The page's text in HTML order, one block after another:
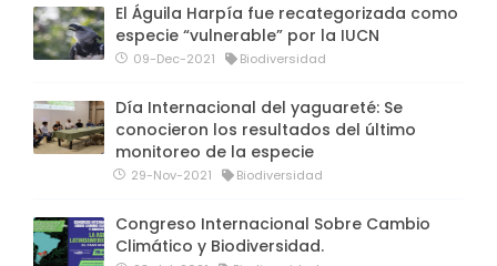
El Águila Harpía fue recategorizada como
especie “vulnerable” por la IUCN
09-Dec-2021 Biodiversidad
Día Internacional del yaguareté: Se
conocieron los resultados del último
monitoreo de la especie
29-Nov-2021 Biodiversidad
Congreso Internacional Sobre Cambio
Climático y Biodiversidad.